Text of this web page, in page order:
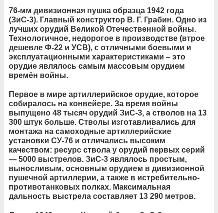
76-мм дивизионная пушка образца 1942 года
(ЗиС-3). Главный конструктор В. Г. Грабин. Одно из
лучших орудий Великой Отечественной войны.
Технологичное, недорогое в производстве (втрое
дешевле Ф-22 и УСВ), с отличными боевыми и
эксплуатационными характеристиками – это
орудие являлось самым массовым орудием
времён войны.
Первое в мире артиллерийское орудие, которое
собиралось на конвейере. За время войны
выпущено 48 тысяч орудий ЗиС-3, а стволов на 13
300 штук больше. Стволы изготавливались для
монтажа на самоходные артиллерийские
установки СУ-76 и отличались высоким
качеством: ресурс ствола у орудий первых серий
— 5000 выстрелов. ЗиС-3 являлось простым,
выносливым, основным орудием в дивизионной
пушечной артиллерии, а также в истребительно-
противотанковых полках. Максимальная
дальность выстрела составляет 13 290 метров.